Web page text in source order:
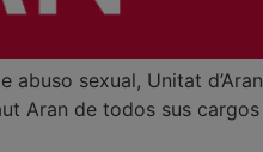
sexual, Unitat d’Aran
Aran de todos sus cargos